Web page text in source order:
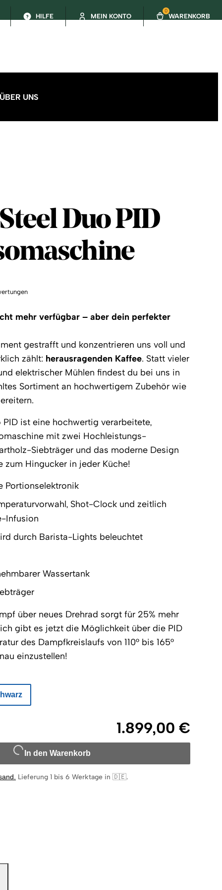
HILFE MEIN KONTO
0
WARENKORB
ÜBER UNS
Duo PID
mehr verfügbar – aber dein perfekter
gestrafft und konzentrieren uns voll und
zählt: herausragenden Kaffee. Statt vieler
elektrischer Mühlen findest du bei uns in
Sortiment an hochwertigem Zubehör wie
ist eine hochwertig verarbeitete,
mit zwei Hochleistungs-
Siebträger und das moderne Design
zum Hingucker in jeder Küche!
Portionselektronik
Shot-Clock und zeitlich
Infusion
durch Barista-Lights beleuchtet
Wassertank
über neues Drehrad sorgt für 25% mehr
gibt es jetzt die Möglichkeit über die PID
des Dampfkreislaufs von 110° bis 165°
einzustellen!
1.899,00 €
In den Warenkorb
Lieferung 1 bis 6 Werktage in 🇩🇪.